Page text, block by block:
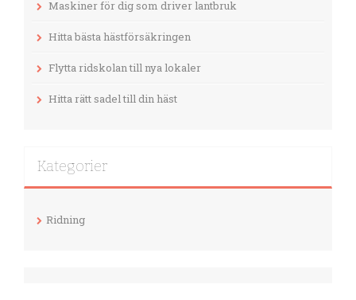
Maskiner för dig som driver lantbruk
Hitta bästa hästförsäkringen
Flytta ridskolan till nya lokaler
Hitta rätt sadel till din häst
Kategorier
Ridning